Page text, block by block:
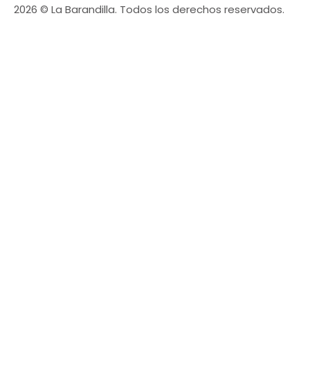
2026 © La Barandilla. Todos los derechos reservados.